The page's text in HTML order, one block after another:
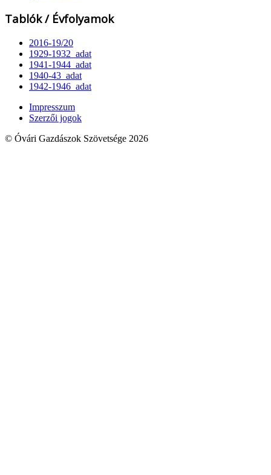
Tablók / Évfolyamok
2016-19/20
1929-1932_adat
1941-1944_adat
1940-43_adat
1942-1946_adat
Impresszum
Szerzői jogok
© Óvári Gazdászok Szövetsége 2026